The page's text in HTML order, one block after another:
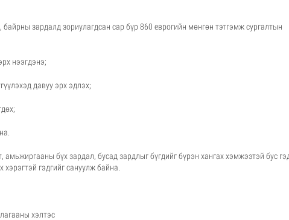
зардалд зориулагдсан сар бүр 860 еврогийн мөнгөн тэтгэмж сургалтын
нээгдэнэ;
давуу эрх эдлэх;
амьжиргааны бүх зардал, бусад зардлыг бүгдийг бүрэн хангах хэмжээтэй бус
гэдгийг сануулж байна.
хэлтэс